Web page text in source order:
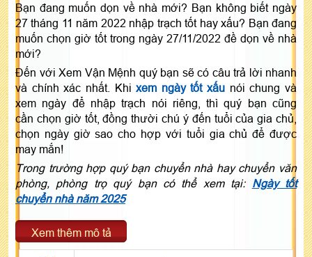
Bạn đang muốn dọn về nhà mới? Bạn không biết ngày
27 tháng 11 năm 2022 nhập trạch tốt hay xấu? Bạn đang
muốn chọn giờ tốt trong ngày 27/11/2022 đề dọn về nhà
mới?
Đến với Xem Vận Mệnh quý bạn sẽ có câu trả lời nhanh
và chính xác nhất. Khixem ngày tốt xấu nói chung và
xem ngày để nhập trạch nói riêng, thì quý bạn cũng
cần chọn giờ tốt, đồng thười chú ý đến tuổi của gia chủ,
chọn ngày giờ sao cho hợp với tuổi gia chủ để được
may mắn!
Trong trường hợp quý bạn chuyển nhà hay chuyển văn
phòng, phòng trọ quý bạn có thể xem tại: Ngày tốt
chuyển nhà năm 2025
Xem thêm mô tả